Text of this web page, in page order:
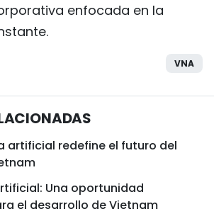
enfocada en la
VNA
artificial redefine el futuro del
Una oportunidad
el desarrollo de Vietnam